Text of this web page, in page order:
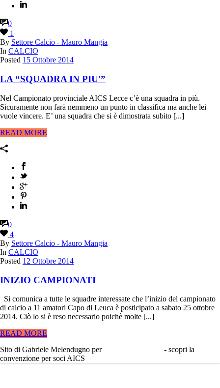
0
1
By Settore Calcio - Mauro Mangia
In CALCIO
Posted 15 Ottobre 2014
LA “SQUADRA IN PIU'”
Nel Campionato provinciale AICS Lecce c’è una squadra in più.
Sicuramente non farà nemmeno un punto in classifica ma anche lei
vuole vincere. E’ una squadra che si è dimostrata subito [...]
READ MORE
0
4
By Settore Calcio - Mauro Mangia
In CALCIO
Posted 12 Ottobre 2014
INIZIO CAMPIONATI
Si comunica a tutte le squadre interessate che l’inizio del campionato
di calcio a 11 amatori Capo di Leuca è posticipato a sabato 25 ottobre
2014. Ciò lo si è reso necessario poichè molte [...]
READ MORE
Sito di Gabriele Melendugno per
- scopri la
convenzione per soci AICS